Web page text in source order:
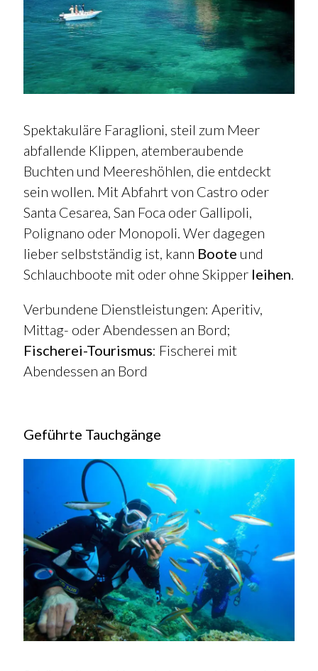
Spektakuläre Faraglioni, steil zum Meer
abfallende Klippen, atemberaubende
Buchten und Meereshöhlen, die entdeckt
sein wollen. Mit Abfahrt von Castro oder
Santa Cesarea, San Foca oder Gallipoli,
Polignano oder Monopoli. Wer dagegen
lieber selbstständig ist, kann Boote und
Schlauchboote mit oder ohne Skipper leihen.
Verbundene Dienstleistungen: Aperitiv,
Mittag- oder Abendessen an Bord;
Fischerei-Tourismus: Fischerei mit
Abendessen an Bord
Geführte Tauchgänge